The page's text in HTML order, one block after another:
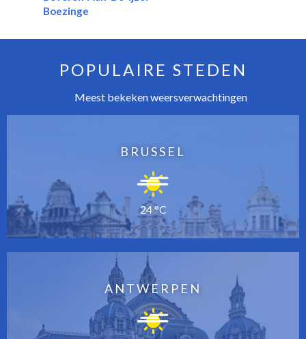
Boezinge
POPULAIRE STEDEN
Meest bekeken weersverwachtingen
BRUSSEL
24 °C
ANTWERPEN